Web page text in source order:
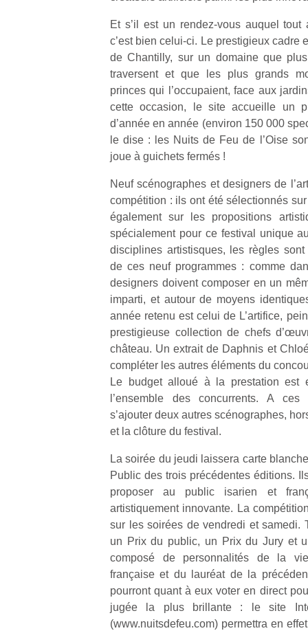
Et s’il est un rendez-vous auquel tout
c’est bien celui-ci. Le prestigieux cadre
de Chantilly, sur un domaine que
traversent et que les plus grands
princes qui l’occupaient, face aux
cette occasion, le site accueille un
d’année en année (environ 150 000
le dise : les Nuits de Feu de l’Oise
joue à guichets fermés !
Neuf scénographes et designers de
compétition : ils ont été sélectionnés
également sur les propositions
spécialement pour ce festival unique
disciplines artistisques, les règles
de ces neuf programmes : comme
designers doivent composer en un
imparti, et autour de moyens
année retenu est celui de L’artifice,
prestigieuse collection de chefs
château. Un extrait de Daphnis et
compléter les autres éléments du
Le budget alloué à la prestation est
l’ensemble des concurrents. A
s’ajouter deux autres scénographes,
et la clôture du festival.
La soirée du jeudi laissera carte
Public des trois précédentes éditions.
proposer au public isarien et
artistiquement innovante. La
sur les soirées de vendredi et samedi.
un Prix du public, un Prix du Jury et
composé de personnalités de la
française et du lauréat de la
pourront quant à eux voter en direct
jugée la plus brillante : le site
(www.nuitsdefeu.com) permettra en